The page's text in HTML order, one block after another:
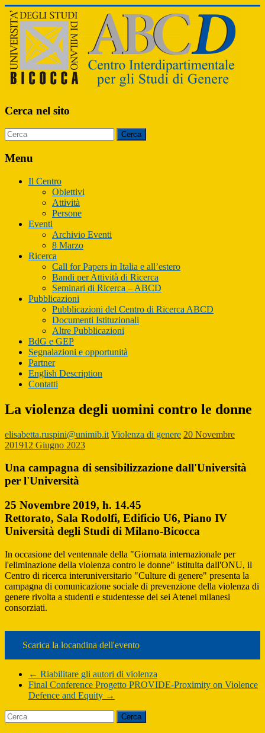
ABCD
Centro
Interdipartimentale
per
gli
Cerca nel sito
Menu
Il Centro
Obiettivi
Attività
Persone
Eventi
Archivio Eventi
8 Marzo
Ricerca
Call for Papers in Italia e all’estero
Bandi per Attività di Ricerca
Seminari di Ricerca – ABCD
Pubblicazioni
Pubblicazioni del Centro di Ricerca ABCD
Documenti Istituzionali
Altre Pubblicazioni
BdG e GEP
Segnalazioni e opportunità
Partner
English Description
Contatti
La violenza degli uomini contro le donne
elisabetta.ruspini@unimib.it Violenza di genere 20 Novembre
201912 Giugno 2023
Una campagna di sensibilizzazione dall'Università
per l'Università
25 Novembre 2019, h. 14.45
Rettorato, Sala Rodolfi, Edificio U6, Piano IV
Università degli Studi di Milano-Bicocca
In occasione del ventennale della "Giornata internazionale per
l'eliminazione della violenza contro le donne" istituita dall'ONU, il
Centro di ricerca interuniversitario "Culture di genere" presenta la
campagna di comunicazione sociale di prevenzione della violenza di
genere rivolta a studenti e studentesse dei sei Atenei milanesi
consorziati.
Scarica la locandina dell'evento
← Riabilitare gli autori di violenza
Final Conference Progetto PROVIDE-Proximity on Violence
Defence and Equity →